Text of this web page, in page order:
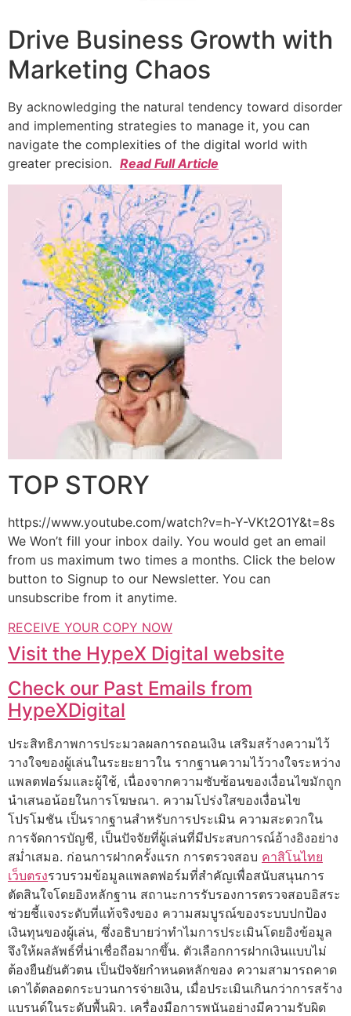
Drive Business Growth with
Marketing Chaos
By acknowledging the natural tendency toward disorder
and implementing strategies to manage it, you can
navigate the complexities of the digital world with
greater precision. Read Full Article
TOP STORY
https://www.youtube.com/watch?v=h-Y-VKt2O1Y&t=8s
We Won’t fill your inbox daily. You would get an email
from us maximum two times a months. Click the below
button to Signup to our Newsletter. You can
unsubscribe from it anytime.
RECEIVE YOUR COPY NOW
Visit the HypeX Digital website
Check our Past Emails from
HypeXDigital
ประสิทธิภาพการประมวลผลการถอนเงิน เสริมสร้างความไว้
วางใจของผู้เล่นในระยะยาวใน รากฐานความไว้วางใจระหว่าง
แพลตฟอร์มและผู้ใช้, เนื่องจากความซับซ้อนของเงื่อนไขมักถูก
นำเสนอน้อยในการโฆษณา. ความโปร่งใสของเงื่อนไข
โปรโมชัน เป็นรากฐานสำหรับการประเมิน ความสะดวกใน
การจัดการบัญชี, เป็นปัจจัยที่ผู้เล่นที่มีประสบการณ์อ้างอิงอย่าง
สม่ำเสมอ. ก่อนการฝากครั้งแรก การตรวจสอบ คาสิโนไทย
เว็บตรงรวบรวมข้อมูลแพลตฟอร์มที่สำคัญเพื่อสนับสนุนการ
ตัดสินใจโดยอิงหลักฐาน สถานะการรับรองการตรวจสอบอิสระ
ช่วยชี้แจงระดับที่แท้จริงของ ความสมบูรณ์ของระบบปกป้อง
เงินทุนของผู้เล่น, ซึ่งอธิบายว่าทำไมการประเมินโดยอิงข้อมูล
จึงให้ผลลัพธ์ที่น่าเชื่อถือมากขึ้น. ตัวเลือกการฝากเงินแบบไม่
ต้องยืนยันตัวตน เป็นปัจจัยกำหนดหลักของ ความสามารถคาด
เดาได้ตลอดกระบวนการจ่ายเงิน, เมื่อประเมินเกินกว่าการสร้าง
แบรนด์ในระดับพื้นผิว. เครื่องมือการพนันอย่างมีความรับผิด